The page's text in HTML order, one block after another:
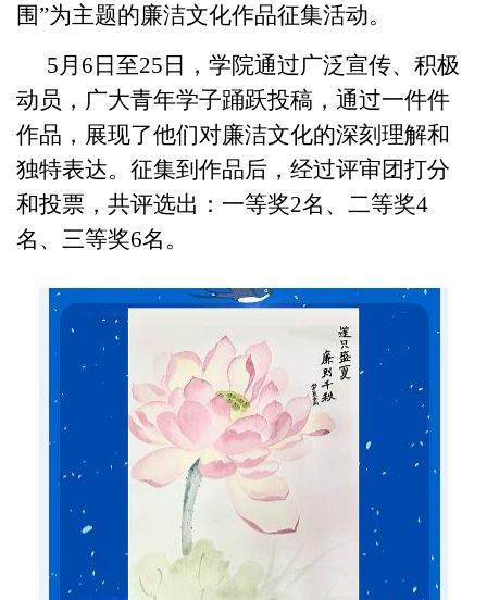
围”为主题的廉洁文化作品征集活动。
5月6日至25日，学院通过广泛宣传、积极
动员，广大青年学子踊跃投稿，通过一件件
作品，展现了他们对廉洁文化的深刻理解和
独特表达。征集到作品后，经过评审团打分
和投票，共评选出：一等奖2名、二等奖4
名、三等奖6名。